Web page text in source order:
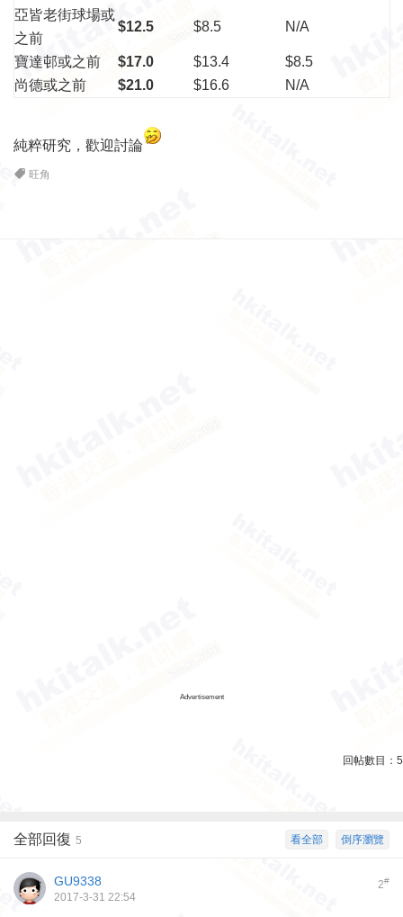
亞皆老街球場或
之前
$12.5 $8.5 N/A
寶達邨或之前 $17.0 $13.4
$8.5
尚德或之前
$21.0 $16.6 N/A
純粹研究，歡迎討論
旺角
Advertisement
回帖數目： 5
倒序瀏覽
看全部
全部回復 5
2#
GU9338
2017-3-31 22:54